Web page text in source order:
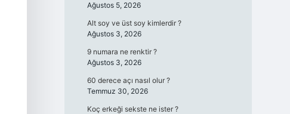
Ağustos 5, 2026
Alt soy ve üst soy kimlerdir ?
Ağustos 3, 2026
9 numara ne renktir ?
Ağustos 3, 2026
60 derece açı nasıl olur ?
Temmuz 30, 2026
Koç erkeği sekste ne ister ?